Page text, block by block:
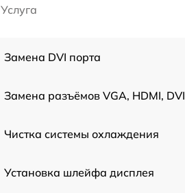
Услуга
Замена DVI порта
Замена разъёмов VGA, HDMI, DVI
Чистка системы охлаждения
Установка шлейфа дисплея